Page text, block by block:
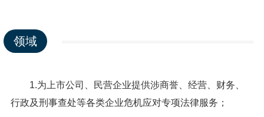
领域
1.为上市公司、民营企业提供涉商誉、经营、财务、
行政及刑事查处等各类企业危机应对专项法律服务；